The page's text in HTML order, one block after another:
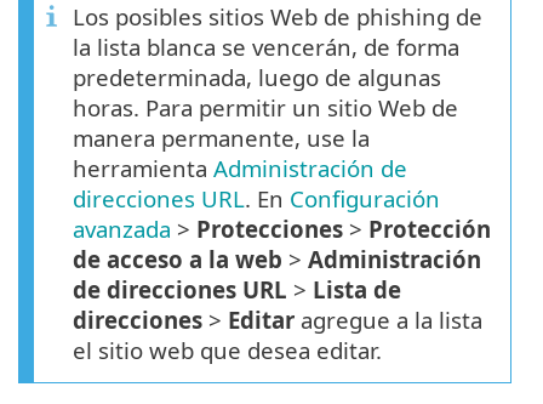
Los posibles sitios Web de phishing de
la lista blanca se vencerán, de forma
predeterminada, luego de algunas
horas. Para permitir un sitio Web de
manera permanente, use la
herramienta Administración de
direcciones URL. En Configuración
avanzada > Protecciones > Protección
de acceso a la web > Administración
de direcciones URL > Lista de
direcciones > Editar agregue a la lista
el sitio web que desea editar.